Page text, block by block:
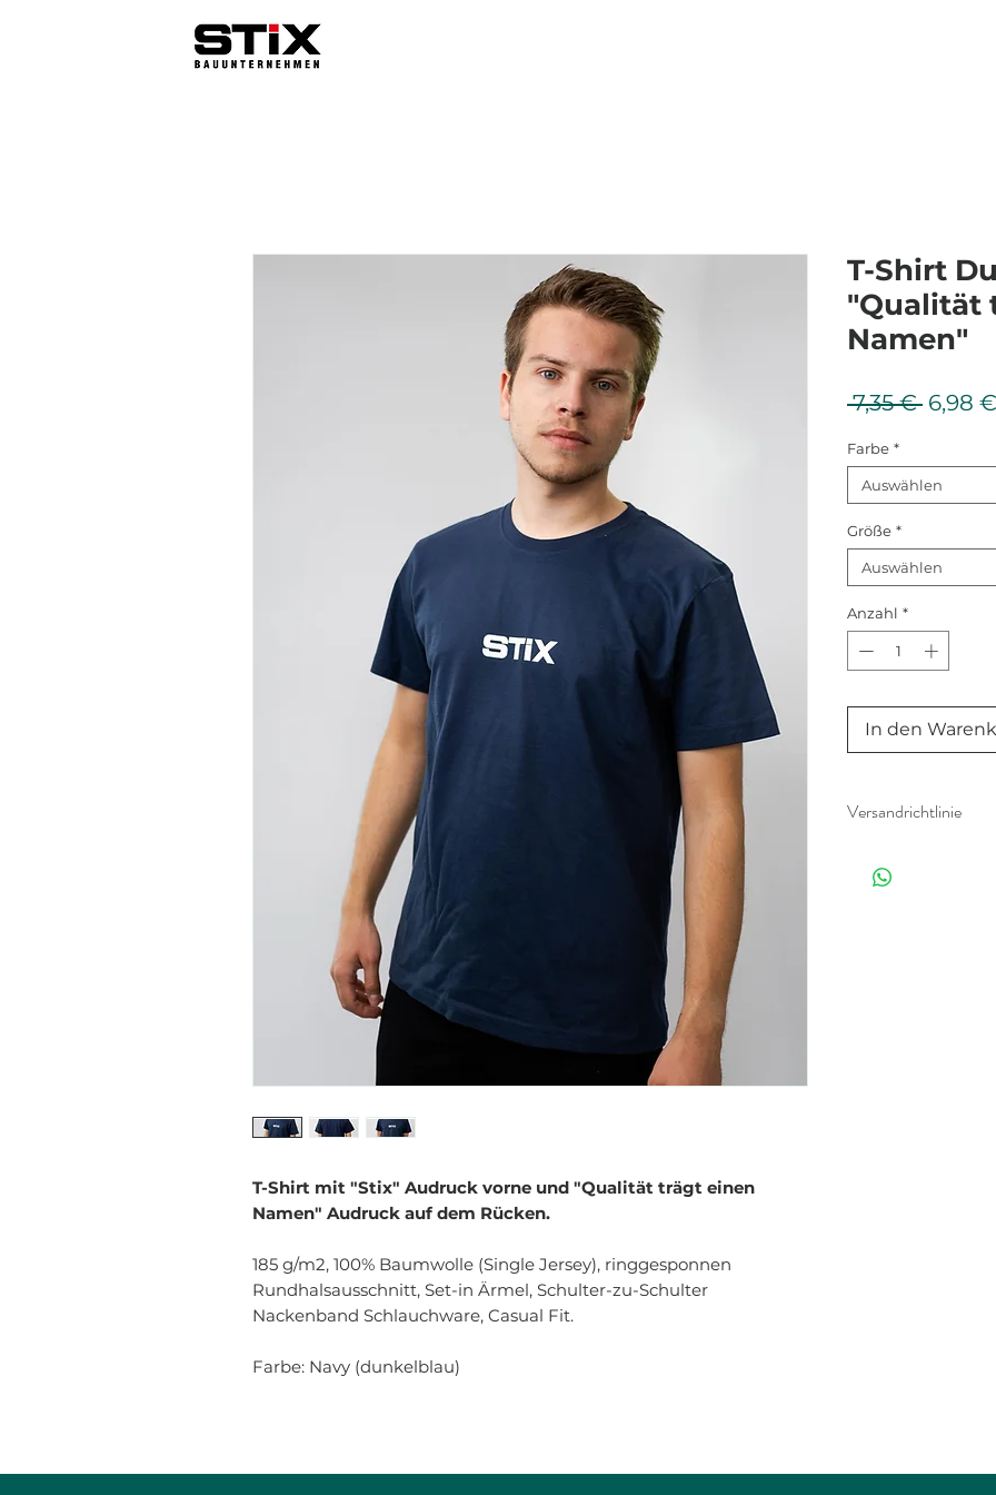
T-Shirt mit "Stix" Audruck vorne und "Qualität trägt einen
Namen" Audruck auf dem Rücken.
185 g/m2, 100% Baumwolle (Single Jersey), ringgesponnen
Rundhalsausschnitt, Set-in Ärmel, Schulter-zu-Schulter
Nackenband Schlauchware, Casual Fit.
Farbe: Navy (dunkelblau)
T-Shirt
"Qualität
Namen"
7,35 € 6,98 €
Farbe *
Auswählen
Größe *
Auswählen
Anzahl *
In den
Versandrichtlinie
Sobald alles